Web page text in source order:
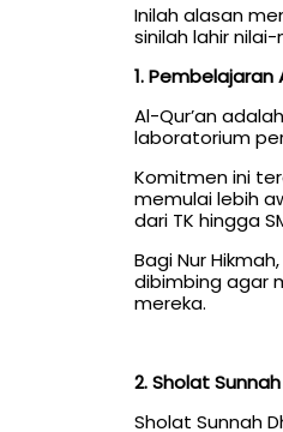
Inilah alasan
sinilah lahir
1. Pembelajaran
Al-Qur’an
laboratorium
Komitmen ini
memulai lebih
dari TK hingga
Bagi Nur
dibimbing agar
mereka.
2. Sholat
Sholat Sunnah